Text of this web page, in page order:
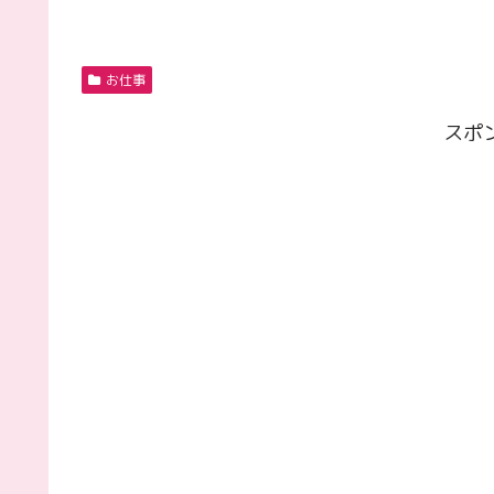
お仕事
スポ